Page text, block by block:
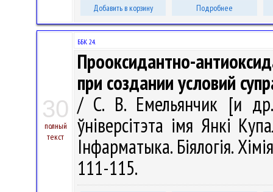
Добавить в корзину Подробнее
30
полный
текст
ББК 24.
Прооксидантно-
при создании условий
/ С. В. Емельянчик [и
ўніверсітэта імя Янкі
Інфарматыка. Біялогія.
111-115.